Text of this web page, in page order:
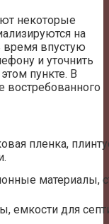
некоторые
на
время впустую
и уточнить
пункте. В
востребованного
пленка,
материалы,
емкости для